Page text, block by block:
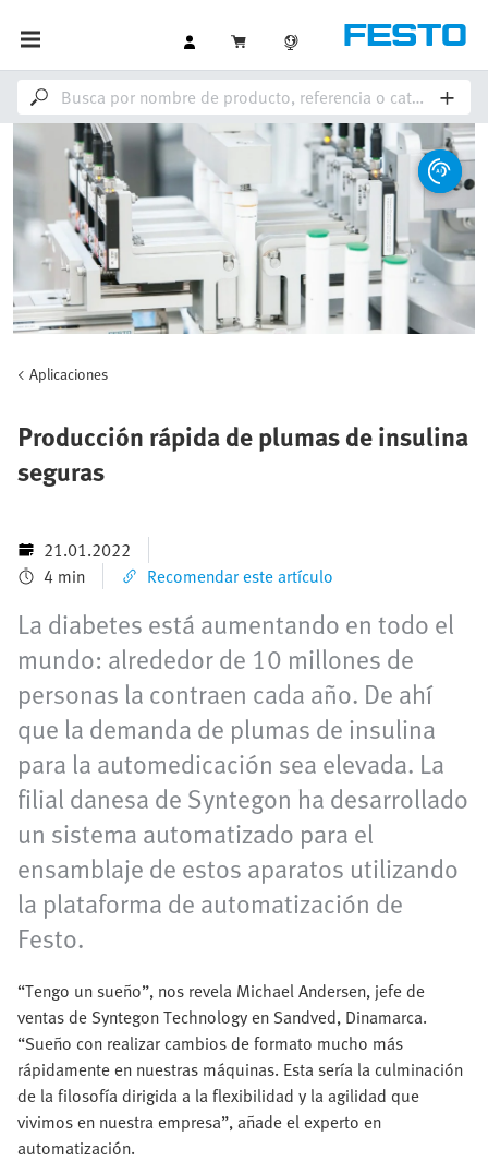
Aplicaciones
Producción rápida de plumas de insulina
seguras
21.01.2022
4 min
Recomendar este artículo
La diabetes está aumentando en todo el
mundo: alrededor de 10 millones de
personas la contraen cada año. De ahí
que la demanda de plumas de insulina
para la automedicación sea elevada. La
filial danesa de Syntegon ha desarrollado
un sistema automatizado para el
ensamblaje de estos aparatos utilizando
la plataforma de automatización de
Festo.
“Tengo un sueño”, nos revela Michael Andersen, jefe de
ventas de Syntegon Technology en Sandved, Dinamarca.
“Sueño con realizar cambios de formato mucho más
rápidamente en nuestras máquinas. Esta sería la culminación
de la filosofía dirigida a la flexibilidad y la agilidad que
vivimos en nuestra empresa”, añade el experto en
automatización.